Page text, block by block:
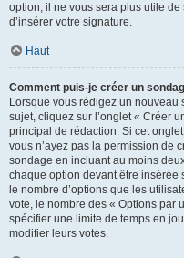
option, il ne vous sera plus utile
d’insérer votre signature.
Haut
Comment puis-je créer un
Lorsque vous rédigez un nouveau
sujet, cliquez sur l’onglet « Créer
principal de rédaction. Si cet
vous n’ayez pas la permission de
sondage en incluant au moins
chaque option devant être
le nombre d’options que les
vote, le nombre des « Options par
spécifier une limite de temps en
modifier leurs votes.